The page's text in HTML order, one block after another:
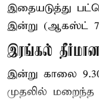
இதையடுத்து
இன்று (ஆகஸ்ட்
இரங்கல்
இன்று காலை
முதலில் மறைந்த